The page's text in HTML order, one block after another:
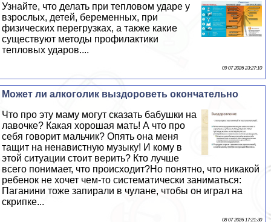
Узнайте, что делать при тепловом ударе у
взрослых, детей, беременных, при
физических перегрузках, а также какие
существуют методы профилактики
тепловых ударов....
09 07 2026 23:27:10
Может ли алкоголик выздороветь окончательно
Что про эту маму могут сказать бабушки на
лавочке? Какая хорошая мать! А что про
себя говорит мальчик? Опять она меня
тащит на ненавистную музыку! И кому в
этой ситуации стоит верить? Кто лучше
всего понимает, что происходит?Но понятно, что никакой
ребенок не хочет чем-то систематически заниматься:
Паганини тоже запирали в чулане, чтобы он играл на
скрипке...
08 07 2026 17:21:30